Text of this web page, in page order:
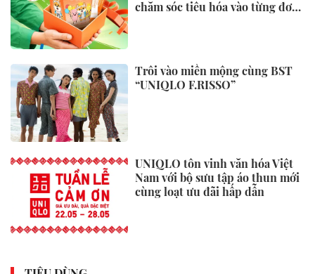
chăm sóc tiêu hóa vào từng đơn
Trôi vào miền mộng cùng BST
“UNIQLO F.RISSO”
UNIQLO tôn vinh văn hóa Việt
Nam với bộ sưu tập áo thun mới
cùng loạt ưu đãi hấp dẫn